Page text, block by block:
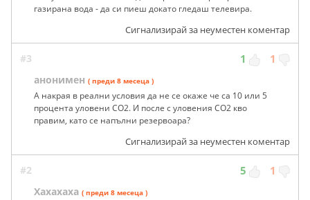
газирана вода - да си пиеш докато гледаш телевира.
Сигнализирай за неуместен коментар
#3 1 1
анонимен ( преди 8 месеца )
А накрая в реални условия да не се окаже че са 10 или 5
процента уловени СО2. И после с уловения СО2 кво
правим, като се напълни резервоара?
Сигнализирай за неуместен коментар
#2 5 1
Хахахаха ( преди 8 месеца )